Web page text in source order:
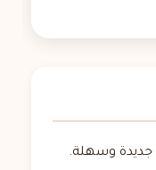
جديدة وسهلة.